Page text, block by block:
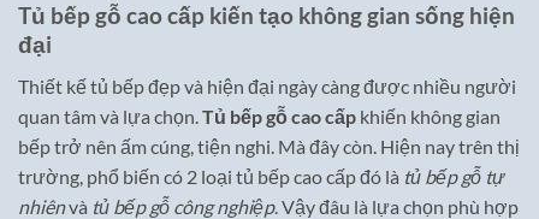
Tủ bếp gỗ cao cấp kiến tạo không gian sống hiện
đại
Thiết kế tủ bếp đẹp và hiện đại ngày càng được nhiều người
quan tâm và lựa chọn.Tủ bếp gỗ cao cấp khiến không gian
bếp trở nên ấm cúng, tiện nghi. Mà đây còn. Hiện nay trên thị
trường, phổ biến có 2 loại tủ bếp cao cấp đó là tủ bếp gỗ tự
nhiênvà tủ bếp gỗ công nghiệp. Vậy đâu là lựa chọn phù hợp